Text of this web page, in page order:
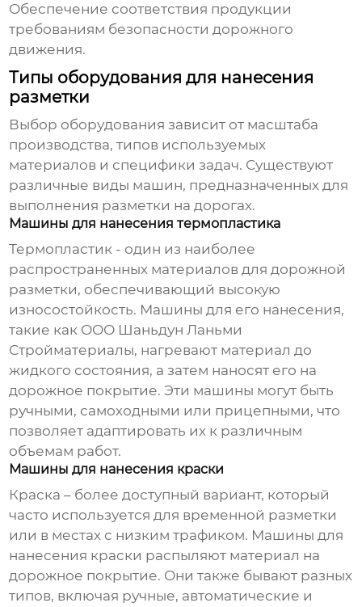
Обеспечение соответствия продукции
требованиям безопасности дорожного
движения.
Типы оборудования для нанесения
разметки
Выбор оборудования зависит от масштаба
производства, типов используемых
материалов и специфики задач. Существуют
различные виды машин, предназначенных для
выполнения разметки на дорогах.
Машины для нанесения термопластика
Термопластик - один из наиболее
распространенных материалов для дорожной
разметки, обеспечивающий высокую
износостойкость. Машины для его нанесения,
такие как ООО Шаньдун Ланьми
Стройматериалы, нагревают материал до
жидкого состояния, а затем наносят его на
дорожное покрытие. Эти машины могут быть
ручными, самоходными или прицепными, что
позволяет адаптировать их к различным
объемам работ.
Машины для нанесения краски
Краска – более доступный вариант, который
часто используется для временной разметки
или в местах с низким трафиком. Машины для
нанесения краски распыляют материал на
дорожное покрытие. Они также бывают разных
типов, включая ручные, автоматические и